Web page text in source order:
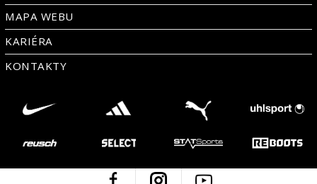
MAPA WEBU
KARIÉRA
KONTAKTY
Facebook Instagram